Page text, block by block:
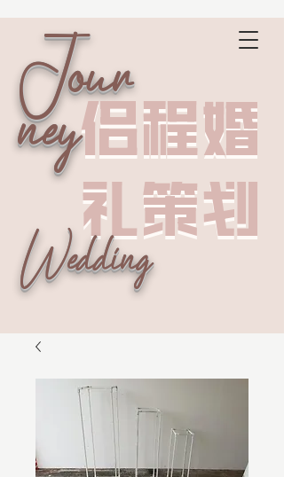
Jour
ney侣程婚
礼策划
侣程婚
礼策划
Wedding